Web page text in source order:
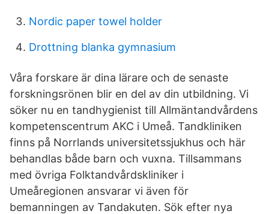
Nordic paper towel holder
Drottning blanka gymnasium
Våra forskare är dina lärare och de senaste
forskningsrönen blir en del av din utbildning. Vi
söker nu en tandhygienist till Allmäntandvårdens
kompetenscentrum AKC i Umeå. Tandkliniken
finns på Norrlands universitetssjukhus och här
behandlas både barn och vuxna. Tillsammans
med övriga Folktandvårdskliniker i
Umeåregionen ansvarar vi även för
bemanningen av Tandakuten. Sök efter nya